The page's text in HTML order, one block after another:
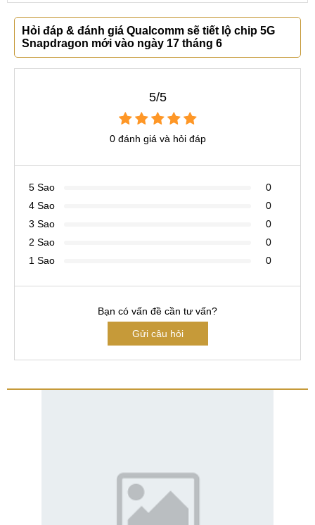
Hỏi đáp & đánh giá Qualcomm sẽ tiết lộ chip 5G
Snapdragon mới vào ngày 17 tháng 6
5/5
0 đánh giá và hỏi đáp
5 Sao
0
4 Sao
0
3 Sao
0
2 Sao
0
1 Sao
0
Bạn có vấn đề cần tư vấn?
Gửi câu hỏi